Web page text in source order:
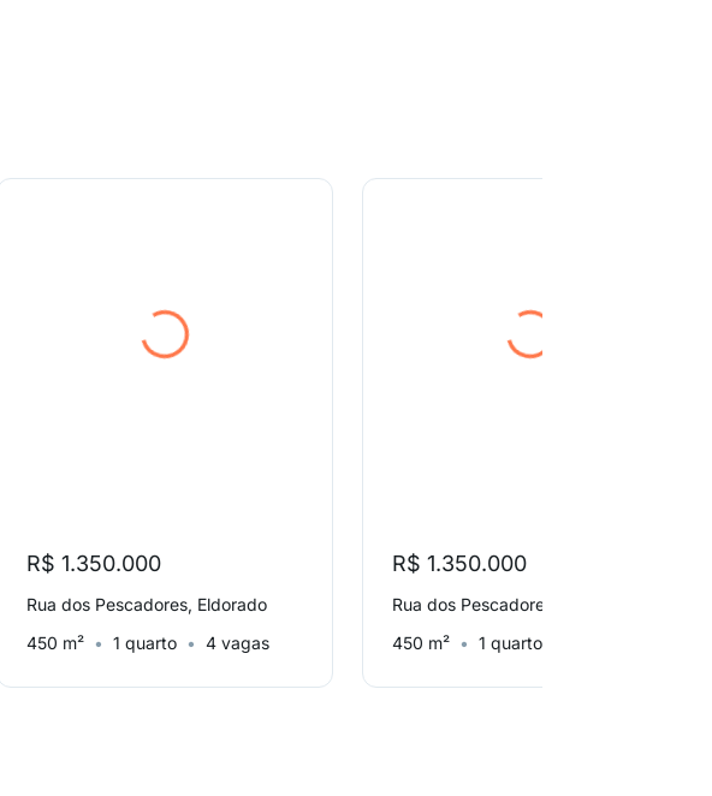
R$ 1.350.000
Rua dos Pescadores, Eldorado
450 m²
1 quarto 4 vagas
R$ 1.350.000
Rua dos Pescadores, Eldorado
450 m²
1 quarto